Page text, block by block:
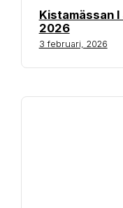
Kistamässan
2026
3 februari, 2026